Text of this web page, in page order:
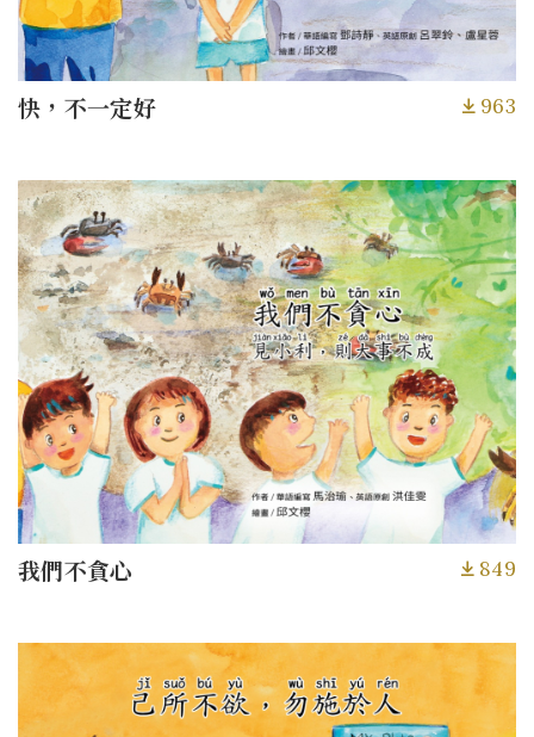
快，不一定好 963
我們不貪心 849